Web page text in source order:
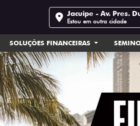
Jacuipe - Av. Pres.
Estou em outra cidade
SOLUÇÕES FINANCEIRAS